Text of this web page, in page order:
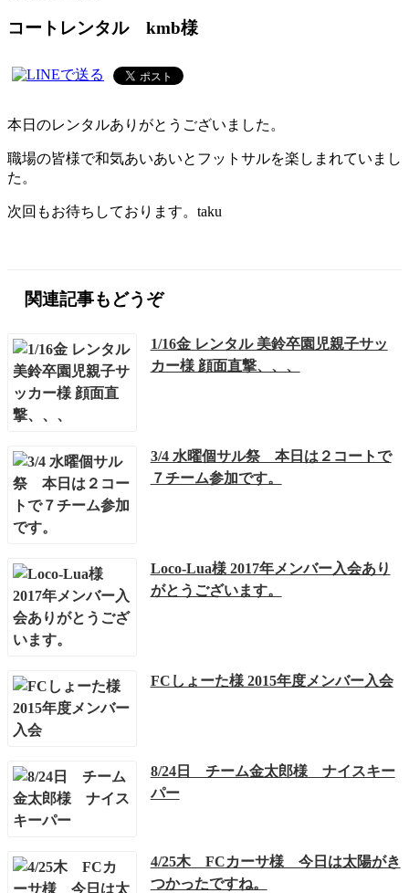
コートレンタル kmb様
本日のレンタルありがとうございました。
職場の皆様で和気あいあいとフットサルを楽しまれていまし
た。
次回もお待ちしております。taku
関連記事もどうぞ
1/16金 レンタル 美鈴卒園児親子サッ
カー様 顔面直撃、、、
3/4 水曜個サル祭 本日は２コートで
７チーム参加です。
Loco-Lua様 2017年メンバー入会あり
がとうございます。
FCしょーた様 2015年度メンバー入会
8/24日 チーム金太郎様 ナイスキー
パー
4/25木 FCカーサ様 今日は太陽がき
つかったですね。